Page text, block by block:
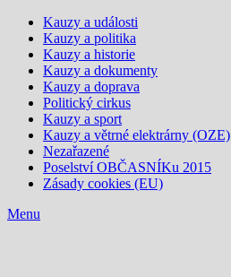
Kauzy a události
Kauzy a politika
Kauzy a historie
Kauzy a dokumenty
Kauzy a doprava
Politický cirkus
Kauzy a sport
Kauzy a větrné elektrárny (OZE)
Nezařazené
Poselství OBČASNÍKu 2015
Zásady cookies (EU)
Menu